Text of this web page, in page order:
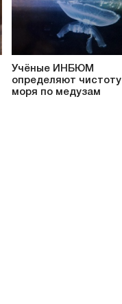
Учёные ИНБЮМ
определяют чистоту
моря по медузам